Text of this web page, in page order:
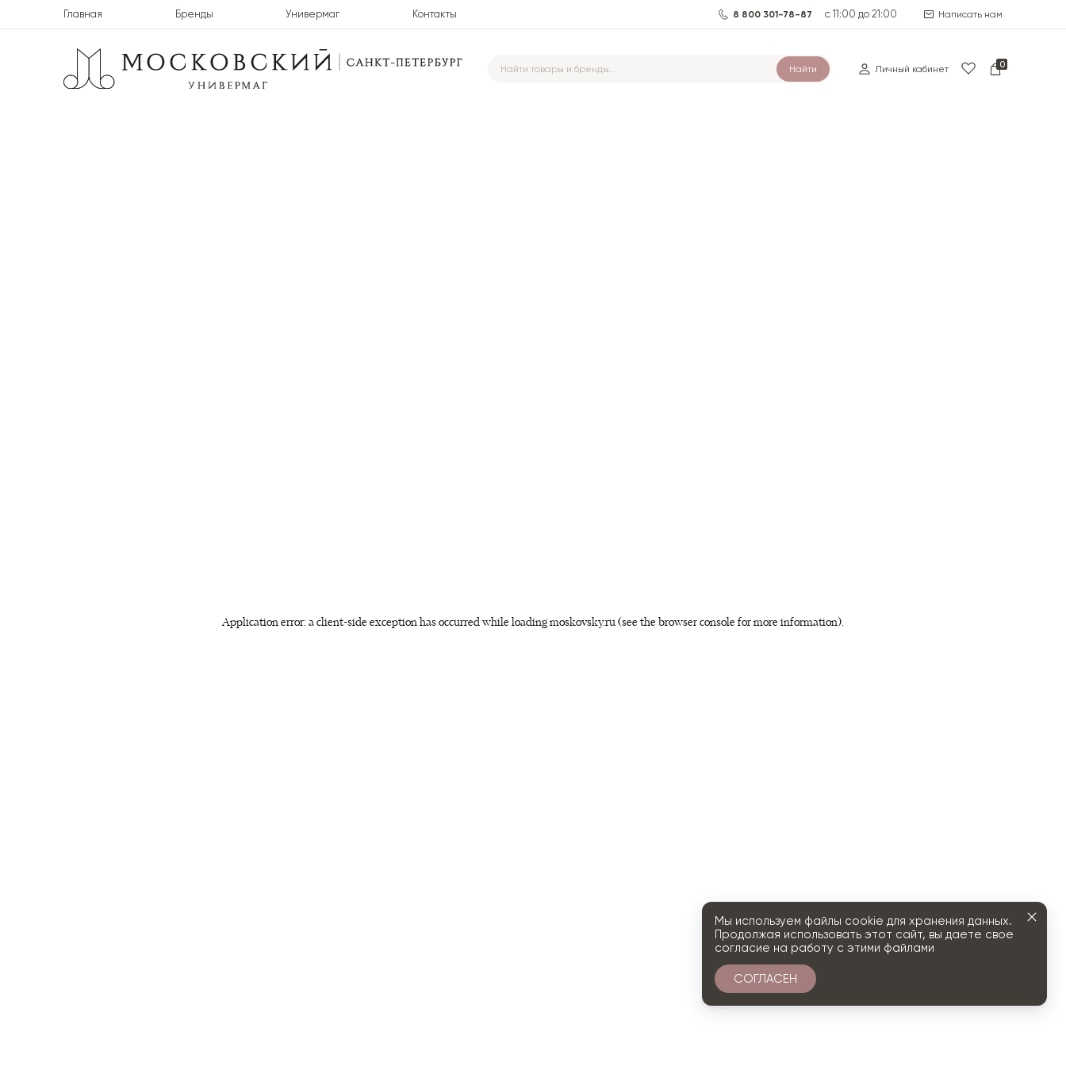
Главная Бренды Универмаг Контакты 8 800 301-78-87 с 11:00 до 21:00 Написать нам
Найти Личный кабинет 0
Application error: a client-side exception has occurred while loadingmoskovsky.ru (see the browser console for more information).
Мы используем файлы cookie для хранения данных.
Продолжая использовать этот сайт, вы даете свое
согласие на работу с этими файлами
СОГЛАСЕН